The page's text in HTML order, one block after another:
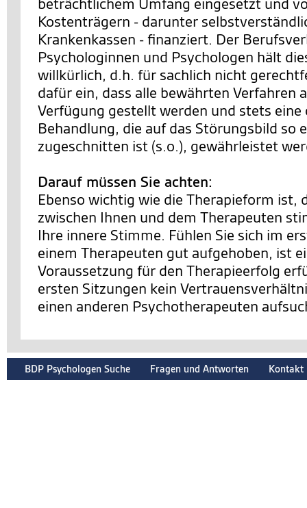
Kostenträgern - darunter
Krankenkassen - finanziert. Der
Psychologinnen und Psychologen hält
willkürlich, d.h. für sachlich nicht
dafür ein, dass alle bewährten Verfahren
Verfügung gestellt werden und stets eine
Behandlung, die auf das Störungsbild so
zugeschnitten ist (s.o.), gewährleistet
Darauf müssen Sie achten:
Ebenso wichtig wie die Therapieform ist,
zwischen Ihnen und dem Therapeuten
Ihre innere Stimme. Fühlen Sie sich im
einem Therapeuten gut aufgehoben, ist
Voraussetzung für den Therapieerfolg
ersten Sitzungen kein
einen anderen Psychotherapeuten
BDP Psychologen Suche Fragen und Antworten Kontakt